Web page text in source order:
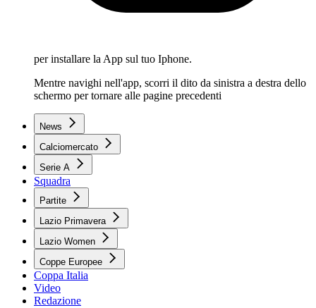
per installare la App sul tuo Iphone.
Mentre navighi nell'app, scorri il dito da sinistra a destra dello
schermo per tornare alle pagine precedenti
News
Calciomercato
Serie A
Squadra
Partite
Lazio Primavera
Lazio Women
Coppe Europee
Coppa Italia
Video
Redazione